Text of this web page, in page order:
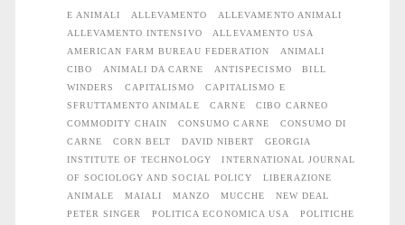
consumo
di
“carne”
e
l’oppressione
animale
E ANIMALI
ALLEVAMENTO
ALLEVAMENTO ANIMALI
ALLEVAMENTO INTENSIVO
ALLEVAMENTO USA
AMERICAN FARM BUREAU FEDERATION
ANIMALI
CIBO
ANIMALI DA CARNE ANTISPECISMO
BILL
WINDERS
CAPITALISMO
CAPITALISMO E
SFRUTTAMENTO ANIMALE
CARNE
CIBO CARNEO
COMMODITY CHAIN
CONSUMO CARNE
CONSUMO DI
CARNE
CORN BELT DAVID NIBERT
GEORGIA
INSTITUTE OF TECHNOLOGY
INTERNATIONAL JOURNAL
OF SOCIOLOGY AND SOCIAL POLICY
LIBERAZIONE
ANIMALE
MAIALI MANZO MUCCHE
NEW DEAL
PETER SINGER
POLITICA ECONOMICA USA
POLITICHE